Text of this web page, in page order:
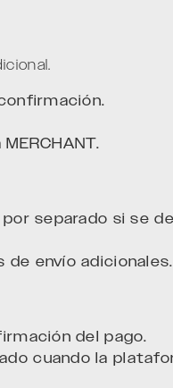
separado si se
envío adicionales.
del pago.
cuando la